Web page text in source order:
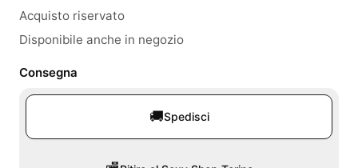
Acquisto riservato
Disponibile anche in negozio
Consegna
🚚Spedisci